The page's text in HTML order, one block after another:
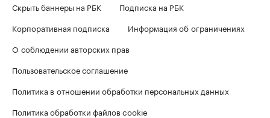
Скрыть баннеры на РБК
Подписка на РБК
Корпоративная подписка
Информация об ограничениях
О соблюдении авторских прав
Пользовательское соглашение
Политика в отношении обработки персональных данных
Политика обработки файлов cookie